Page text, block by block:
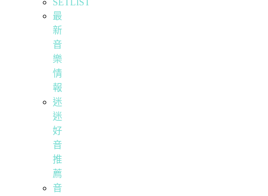
SETLIST
最
新
音
樂
情
報
迷
迷
好
音
推
薦
音